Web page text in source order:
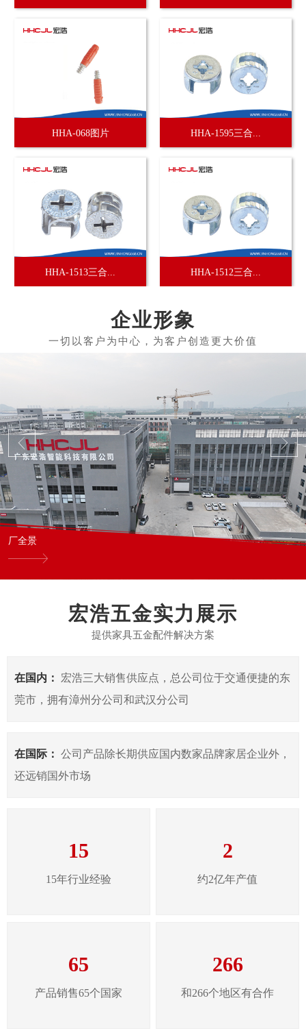
HHA-068图片 HHA-1595三合...
HHA-1513三合... HHA-1512三合...
企业形象
厂全景
宏浩五金实力展示
提供家具五金配件解决方案
在国内：
宏浩三大销售供应点，总公司位于交通便捷的东
莞市，拥有漳州分公司和武汉分公司
在国际： 公司产品除长期供应国内数家品牌家居企业外，
还远销国外市场
15
15年行业经验
2
约2亿年产值
65
产品销售65个国家
266
和266个地区有合作